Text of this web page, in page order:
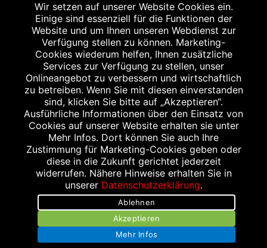
Apothekenerstattungspreis (AEP). Der AEP ist keine
unverbindliche Preisempfehlung der Hersteller. Der AEP ist
ein von den Apotheken in Ansatz gebrachter Preis für
rezeptfreie Arzneimittel. Er entspricht in der Höhe dem für
Apotheken verbindlichen Abgabepreis, zu dem eine
Apotheke in bestimmten Fällen (z.B. bei Kindern unter 12
Jahren) das Produkt mit der gesetzlichen
Krankenversicherung abrechnet. Der AEP ist der allgemeine
Erstattungspreis im Falle einer Kostenübernahme durch die
gesetzlichen Krankenkassen, vor Abzug eines
Zwangsrabattes (zur Zeit 5%) nach §130 Abs. 1 SGB V.
Unverbindliche Preisempfehlung des Herstellers (UVP).
powered by apovena.de
Wir setzen auf unserer Website Cookies ein.
Einige sind essenziell für die Funktionen der
Website und um Ihnen unseren Webdienst zur
Verfügung stellen zu können. Marketing-
Cookies wiederum helfen, Ihnen zusätzliche
Services zur Verfügung zu stellen, unser
Onlineangebot zu verbessern und wirtschaftlich
zu betreiben. Wenn Sie mit diesen einverstanden
sind, klicken Sie bitte auf „Akzeptieren“.
Ausführliche Informationen über den Einsatz von
Cookies auf unserer Website erhalten sie unter
Mehr Infos. Dort können Sie auch Ihre
Zustimmung für Marketing-Cookies geben oder
diese in die Zukunft gerichtet jederzeit
widerrufen. Nähere Hinweise erhalten Sie in
unserer Datenschutzerklärung.
Ablehnen
Akzeptieren
Mehr Infos